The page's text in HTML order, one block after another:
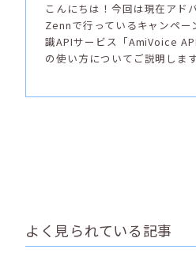
こんにちは！今回は現在アド
Zennで行っているキャンペ
識APIサービス「AmiVoice
の使い方についてご説明します
よく見られている記事